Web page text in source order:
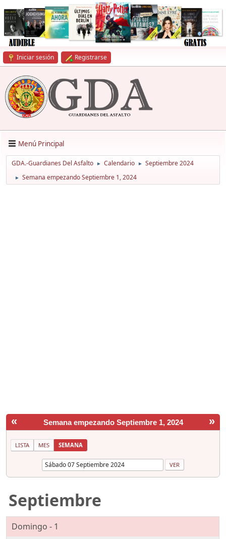
Iniciar sesión Registrarse
Menú Principal
GDA.-Guardianes Del Asfalto ► Calendario ► Septiembre 2024
► Semana empezando Septiembre 1, 2024
« »
Semana empezando Septiembre 1, 2024
LISTA MES SEMANA
Septiembre
Domingo - 1